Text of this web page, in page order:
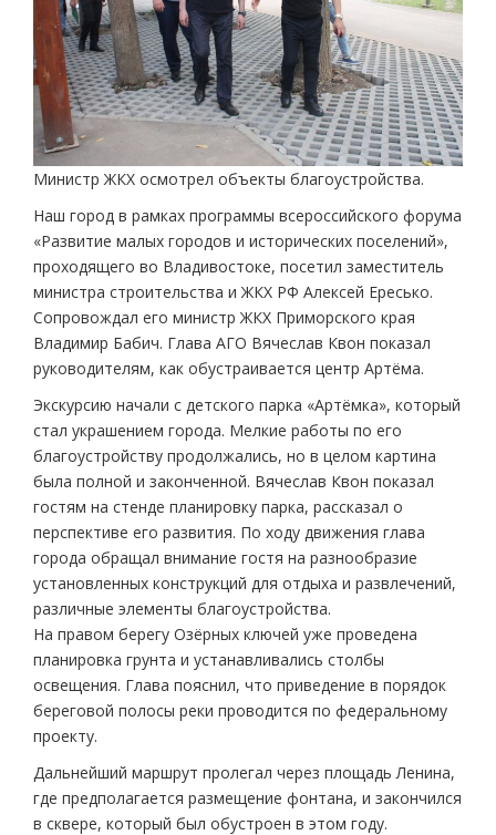
Министр ЖКХ осмотрел объекты благоустройства.
Наш город в рамках программы всероссийского форума
«Развитие малых городов и исторических поселений»,
проходящего во Владивостоке, посетил заместитель
министра строительства и ЖКХ РФ Алексей Ересько.
Сопровождал его министр ЖКХ Приморского края
Владимир Бабич. Глава АГО Вячеслав Квон показал
руководителям, как обустраивается центр Артёма.
Экскурсию начали с детского парка «Артёмка», который
стал украшением города. Мелкие работы по его
благоустройству продолжались, но в целом картина
была полной и законченной. Вячеслав Квон показал
гостям на стенде планировку парка, рассказал о
перспективе его развития. По ходу движения глава
города обращал внимание гостя на разнообразие
установленных конструкций для отдыха и развлечений,
различные элементы благоустройства.
На правом берегу Озёрных ключей уже проведена
планировка грунта и устанавливались столбы
освещения. Глава пояснил, что приведение в порядок
береговой полосы реки проводится по федеральному
проекту.
Дальнейший маршрут пролегал через площадь Ленина,
где предполагается размещение фонтана, и закончился
в сквере, который был обустроен в этом году.